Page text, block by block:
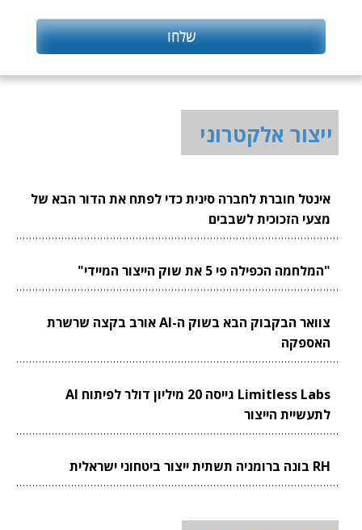
ייצור אלקטרוני
אינטל חוברת לחברה סינית כדי לפתח את הדור הבא של
מצעי הזכוכית לשבבים
"המלחמה הכפילה פי 5 את שוק הייצור המיידי"
צוואר הבקבוק הבא בשוק ה-AI אורב בקצה שרשרת
האספקה
Limitless Labs גייסה 20 מיליון דולר לפיתוח AI
לתעשיית הייצור
RH בונה ברומניה תשתית ייצור ביטחוני ישראלית